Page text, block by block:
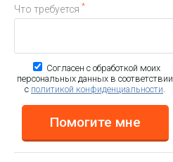
Что требуется *
Согласен с обработкой моих
персональных данных в соответствии
с политикой конфиденциальности
Помогите мне